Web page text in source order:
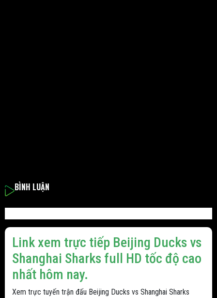
BÌNH LUẬN
Link xem trực tiếp Beijing Ducks vs
Shanghai Sharks full HD tốc độ cao
nhất hôm nay.
Xem trực tuyến trận đấu Beijing Ducks vs Shanghai Sharks